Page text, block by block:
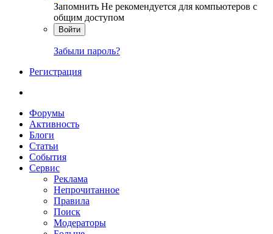
Запомнить Не рекомендуется для компьютеров с
общим доступом
Войти
Забыли пароль?
Регистрация
Форумы
Активность
Блоги
Статьи
События
Сервис
Реклама
Непрочитанное
Правила
Поиск
Модераторы